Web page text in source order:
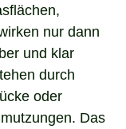
nur dann
und klar
durch
oder
Das